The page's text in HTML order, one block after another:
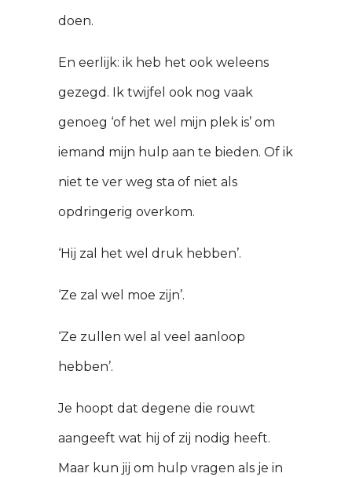
doen.
En eerlijk: ik heb het ook weleens
gezegd. Ik twijfel ook nog vaak
genoeg ‘of het wel mijn plek is’ om
iemand mijn hulp aan te bieden. Of ik
niet te ver weg sta of niet als
opdringerig overkom.
‘Hij zal het wel druk hebben’.
‘Ze zal wel moe zijn’.
‘Ze zullen wel al veel aanloop
hebben’.
Je hoopt dat degene die rouwt
aangeeft wat hij of zij nodig heeft.
Maar kun jij om hulp vragen als je in